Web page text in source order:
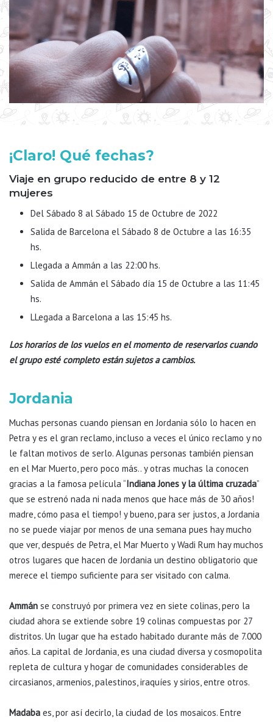
¡Claro! Qué fechas?
Viaje en grupo reducido de entre 8 y 12
mujeres
Del Sábado 8 al Sábado 15 de Octubre de 2022
Salida de Barcelona el Sábado 8 de Octubre a las 16:35
hs.
Llegada a Ammán a las 22:00 hs.
Salida de Ammán el Sábado día 15 de Octubre a las 11:45
hs.
LLegada a Barcelona a las 15:45 hs.
Los horarios de los vuelos en el momento de reservarlos cuando
el grupo esté completo están sujetos a cambios.
Jordania
Muchas personas cuando piensan en Jordania sólo lo hacen en
Petra y es el gran reclamo, incluso a veces el único reclamo y no
le faltan motivos de serlo. Algunas personas también piensan
en el Mar Muerto, pero poco más.. y otras muchas la conocen
gracias a la famosa película “Indiana Jones y la última cruzada”
que se estrenó nada ni nada menos que hace más de 30 años!
madre, cómo pasa el tiempo! y bueno, para ser justos, a Jordania
no se puede viajar por menos de una semana pues hay mucho
que ver, después de Petra, el Mar Muerto y Wadi Rum hay muchos
otros lugares que hacen de Jordania un destino obligatorio que
merece el tiempo suficiente para ser visitado con calma.
Ammán se construyó por primera vez en siete colinas, pero la
ciudad ahora se extiende sobre 19 colinas compuestas por 27
distritos. Un lugar que ha estado habitado durante más de 7.000
años. La capital de Jordania, es una ciudad diversa y cosmopolita
repleta de cultura y hogar de comunidades considerables de
circasianos, armenios, palestinos, iraquíes y sirios, entre otros.
Madaba es, por así decirlo, la ciudad de los mosaicos. Entre